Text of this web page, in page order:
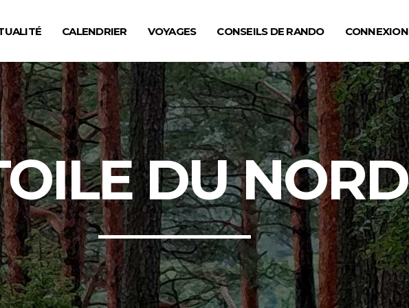
CALENDRIER VOYAGES CONSEILS DE RANDO CONNEXION
DU NORD